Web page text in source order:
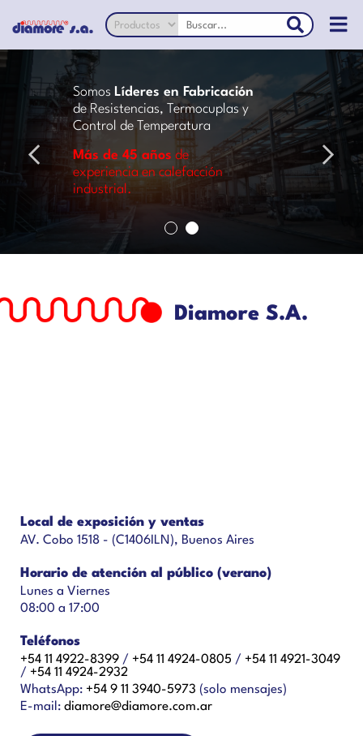
Líderes en Fabricación
Más de 45 años
Somos Líderes en Fabricación
de Resistencias, Termocuplas y
Control de Temperatura
Más de 45 años de
experiencia en calefacción
industrial.
Diamore S.A.
Local de exposición y ventas
AV. Cobo 1518 - (C1406ILN), Buenos Aires
Horario de atención al público (verano)
Lunes a Viernes
08:00 a 17:00
Teléfonos
+54 11 4922-8399 / +54 11 4924-0805 / +54 11 4921-3049
/ +54 11 4924-2932
WhatsApp: +54 9 11 3940-5973 (solo mensajes)
E-mail: diamore@diamore.com.ar